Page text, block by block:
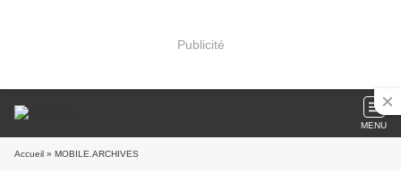
Publicité
MENU
Accueil » MOBILE.ARCHIVES